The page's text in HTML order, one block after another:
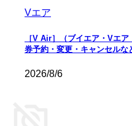
Vエア
［V Air］（ブイエア・Vエ
券予約・変更・キャンセルな
2026/8/6